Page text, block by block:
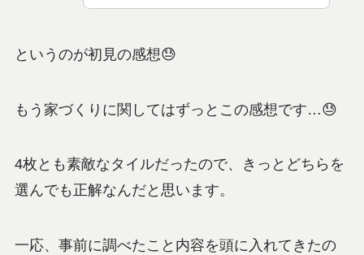
というのが初見の感想😓
もう家づくりに関してはずっとこの感想です…😓
4枚とも素敵なタイルだったので、きっとどちらを
選んでも正解なんだと思います。
一応、事前に調べたこと内容を頭に入れてきたの